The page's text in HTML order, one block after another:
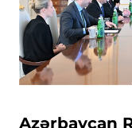
Azərbaycan